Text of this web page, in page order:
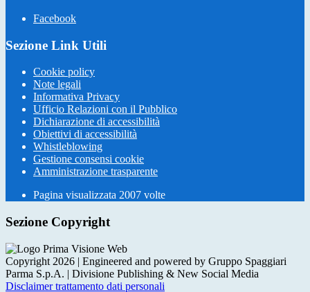
Facebook
Sezione Link Utili
Cookie policy
Note legali
Informativa Privacy
Ufficio Relazioni con il Pubblico
Dichiarazione di accessibilità
Obiettivi di accessibilità
Whistleblowing
Gestione consensi cookie
Amministrazione trasparente
Pagina visualizzata 2007 volte
Sezione Copyright
Copyright 2026 | Engineered and powered by Gruppo Spaggiari
Parma S.p.A. | Divisione Publishing & New Social Media
Disclaimer trattamento dati personali